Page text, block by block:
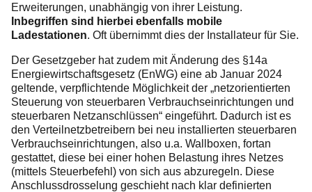
Erweiterungen, unabhängig von ihrer Leistung.
Inbegriffen sind hierbei ebenfalls mobile
Ladestationen. Oft übernimmt dies der Installateur für Sie.
Der Gesetzgeber hat zudem mit Änderung des §14a
Energiewirtschaftsgesetz (EnWG) eine ab Januar 2024
geltende, verpflichtende Möglichkeit der „netzorientierten
Steuerung von steuerbaren Verbrauchseinrichtungen und
steuerbaren Netzanschlüssen“ eingeführt. Dadurch ist es
den Verteilnetzbetreibern bei neu installierten steuerbaren
Verbrauchseinrichtungen, also u.a. Wallboxen, fortan
gestattet, diese bei einer hohen Belastung ihres Netzes
(mittels Steuerbefehl) von sich aus abzuregeln. Diese
Anschlussdrosselung geschieht nach klar definierten